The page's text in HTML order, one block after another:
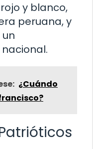
y blanco,
peruana, y
¿Cuándo